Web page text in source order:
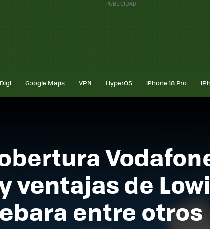
Digi Google Maps VPN HyperOS iPhone 18 Pro
ventajas de
entre otros